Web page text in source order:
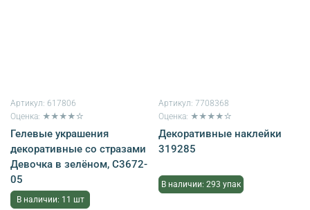
Артикул: 617806
Оценка: ★★★★☆
Гелевые украшения
декоративные со стразами
Девочка в зелёном, С3672-
05
В наличии: 11 шт
Артикул: 7708368
Оценка: ★★★★☆
Декоративные наклейки
319285
В наличии: 293 упак